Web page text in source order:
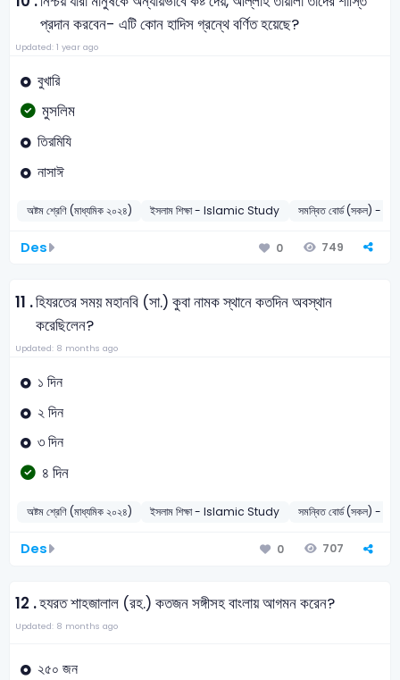
প্রদান করবেন- এটি কোন হাদিস গ্রন্থে বর্ণিত হয়েছে?
Updated: 1 year ago
বুখারি
মুসলিম
তিরমিযি
নাসাঈ
অষ্টম শ্রেণি (মাধ্যমিক ২০২৪) ইসলাম শিক্ষা - Islamic Study সমন্বিত বোর্ড (সকল) -
Des 0 749
11 .হিযরতের সময় মহানবি (সা.) কুবা নামক স্থানে কতদিন অবস্থান
করেছিলেন?
Updated: 8 months ago
১ দিন
২ দিন
৩ দিন
৪ দিন
অষ্টম শ্রেণি (মাধ্যমিক ২০২৪) ইসলাম শিক্ষা - Islamic Study সমন্বিত বোর্ড (সকল) -
Des 0 707
12 .হযরত শাহজালাল (রহ.) কতজন সঙ্গীসহ বাংলায় আগমন করেন?
Updated: 8 months ago
২৫০ জন